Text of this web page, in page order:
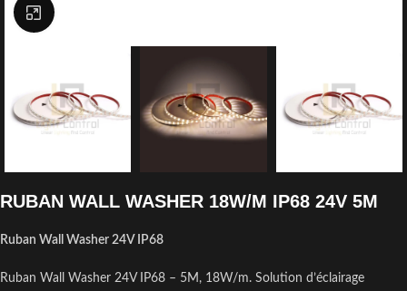
Click to enlarge
RUBAN WALL WASHER 18W/M IP68 24V 5M
Ruban Wall Washer 24V IP68
Ruban Wall Washer 24V IP68 – 5M, 18W/m. Solution d’éclairage